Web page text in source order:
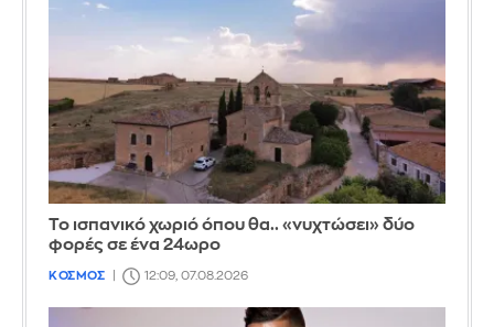
Το ισπανικό χωριό όπου θα.. «νυχτώσει» δύο
φορές σε ένα 24ωρο
ΚΟΣΜΟΣ 12:09, 07.08.2026